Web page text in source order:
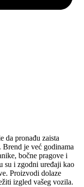
da pronađu zaista
Brend je već godinama
bočne pragove i
su i zgodni uređaji kao
Proizvodi dolaze
izgled vašeg vozila.